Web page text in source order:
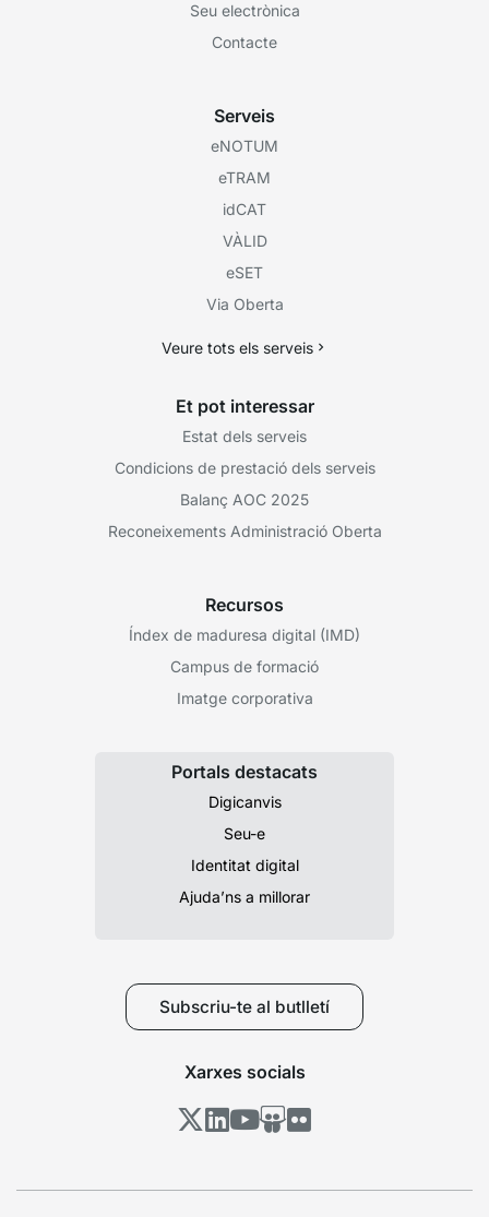
Seu electrònica
Contacte
Serveis
eNOTUM
eTRAM
idCAT
VÀLID
eSET
Via Oberta
Veure tots els serveis
Et pot interessar
Estat dels serveis
Condicions de prestació dels serveis
Balanç AOC 2025
Reconeixements Administració Oberta
Recursos
Índex de maduresa digital (IMD)
Campus de formació
Imatge corporativa
Portals destacats
Digicanvis
Seu-e
Identitat digital
Ajuda’ns a millorar
Subscriu-te al butlletí
Xarxes socials